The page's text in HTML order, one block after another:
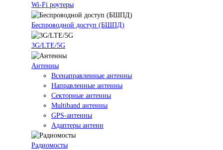
Wi-Fi роутеры
Беспроводной доступ (БШПД)
3G/LTE/5G
Антенны
Всенаправленные антенны
Направленные антенны
Секторные антенны
Multiband антенны
GPS-антенны
Адаптеры антенн
Радиомосты